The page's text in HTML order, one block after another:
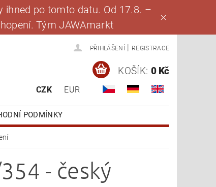
ihned po tomto datu. Od 17.8. –
Tým JAWAmarkt
PŘIHLÁŠENÍ REGISTRACE
CZK EUR
KOŠÍK: 0 Kč
PODMÍNKY
- český